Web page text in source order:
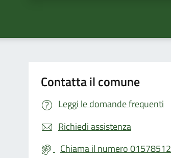
Contatta il comune
Leggi le domande frequenti
Richiedi assistenza
Chiama il numero 01578512